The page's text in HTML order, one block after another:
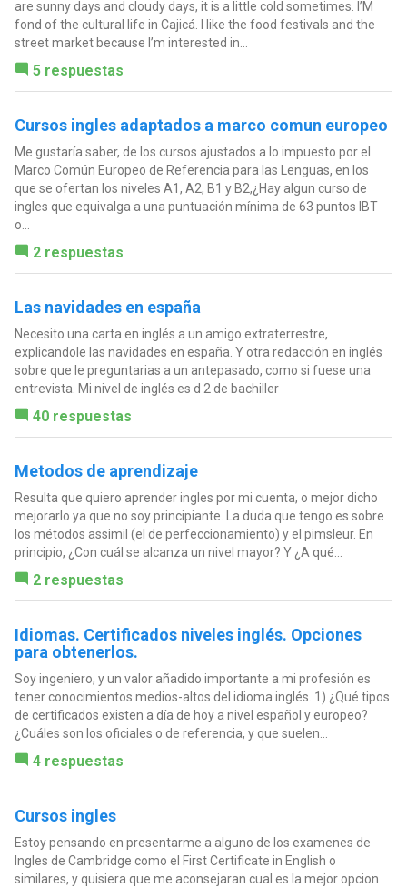
are sunny days and cloudy days, it is a little cold sometimes. I’M
fond of the cultural life in Cajicá. I like the food festivals and the
street market because I’m interested in...
5 respuestas
Cursos ingles adaptados a marco comun europeo
Me gustaría saber, de los cursos ajustados a lo impuesto por el
Marco Común Europeo de Referencia para las Lenguas, en los
que se ofertan los niveles A1, A2, B1 y B2,¿Hay algun curso de
ingles que equivalga a una puntuación mínima de 63 puntos IBT
o...
2 respuestas
Las navidades en españa
Necesito una carta en inglés a un amigo extraterrestre,
explicandole las navidades en españa. Y otra redacción en inglés
sobre que le preguntarias a un antepasado, como si fuese una
entrevista. Mi nivel de inglés es d 2 de bachiller
40 respuestas
Metodos de aprendizaje
Resulta que quiero aprender ingles por mi cuenta, o mejor dicho
mejorarlo ya que no soy principiante. La duda que tengo es sobre
los métodos assimil (el de perfeccionamiento) y el pimsleur. En
principio, ¿Con cuál se alcanza un nivel mayor? Y ¿A qué...
2 respuestas
Idiomas. Certificados niveles inglés. Opciones
para obtenerlos.
Soy ingeniero, y un valor añadido importante a mi profesión es
tener conocimientos medios-altos del idioma inglés. 1) ¿Qué tipos
de certificados existen a día de hoy a nivel español y europeo?
¿Cuáles son los oficiales o de referencia, y que suelen...
4 respuestas
Cursos ingles
Estoy pensando en presentarme a alguno de los examenes de
Ingles de Cambridge como el First Certificate in English o
similares, y quisiera que me aconsejaran cual es la mejor opcion